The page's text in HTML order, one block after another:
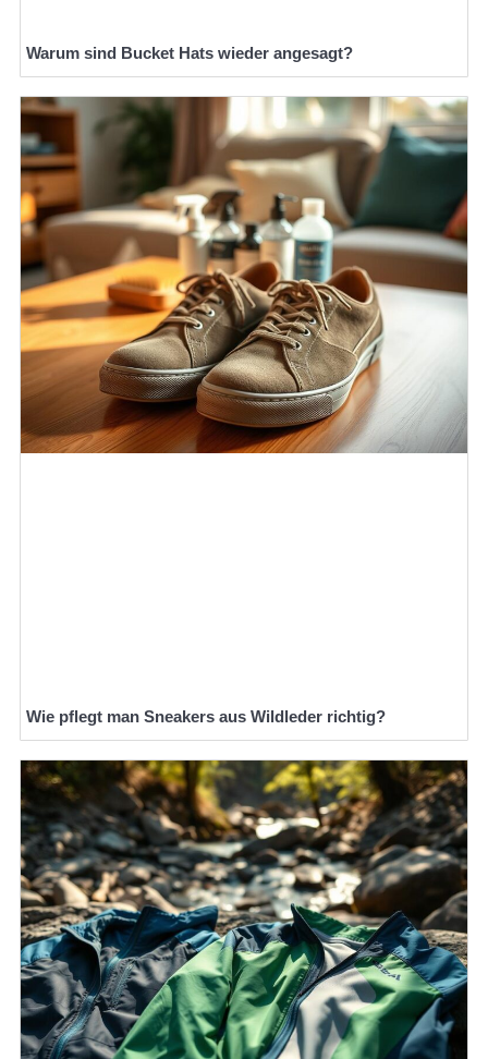
Warum sind Bucket Hats wieder angesagt?
Wie pflegt man Sneakers aus Wildleder richtig?